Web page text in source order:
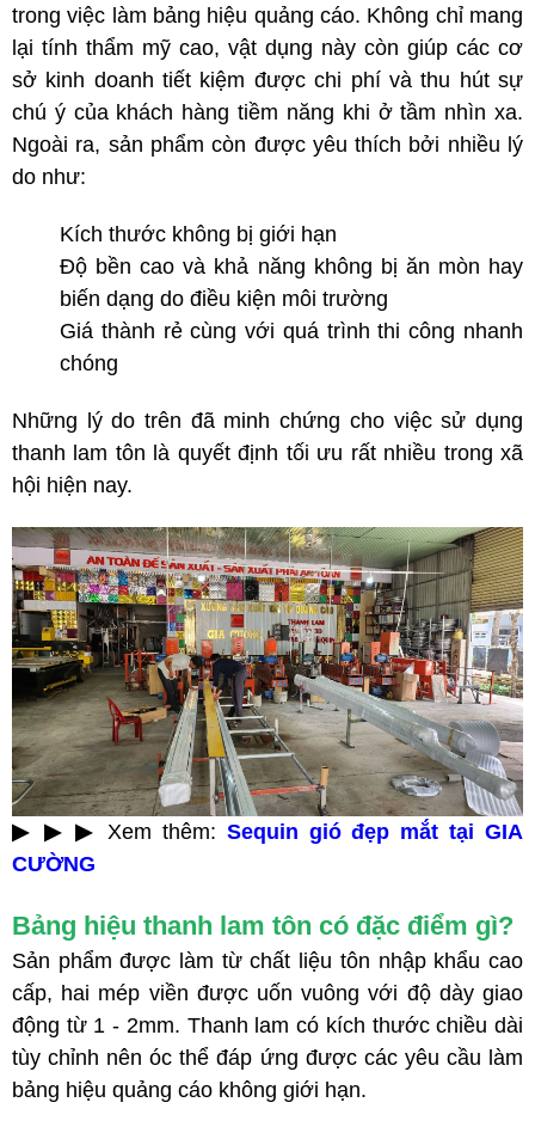
trong việc làm bảng hiệu quảng cáo. Không chỉ mang
lại tính thẩm mỹ cao, vật dụng này còn giúp các cơ
sở kinh doanh tiết kiệm được chi phí và thu hút sự
chú ý của khách hàng tiềm năng khi ở tầm nhìn xa.
Ngoài ra, sản phẩm còn được yêu thích bởi nhiều lý
do như:
Kích thước không bị giới hạn
Độ bền cao và khả năng không bị ăn mòn hay
biến dạng do điều kiện môi trường
Giá thành rẻ cùng với quá trình thi công nhanh
chóng
Những lý do trên đã minh chứng cho việc sử dụng
thanh lam tôn là quyết định tối ưu rất nhiều trong xã
hội hiện nay.
▶ ▶ ▶Xem thêm: Sequin gió đẹp mắt tại GIA
CƯỜNG
Bảng hiệu thanh lam tôn có đặc điểm gì?
Sản phẩm được làm từ chất liệu tôn nhập khẩu cao
cấp, hai mép viền được uốn vuông với độ dày giao
động từ 1 - 2mm. Thanh lam có kích thước chiều dài
tùy chỉnh nên óc thể đáp ứng được các yêu cầu làm
bảng hiệu quảng cáo không giới hạn.